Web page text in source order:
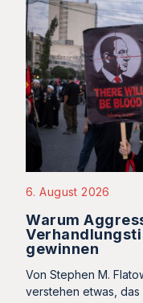
6. August 2026
Warum
gewinnen
Von Stephen M.
verstehen etwas,